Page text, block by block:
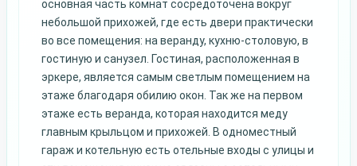
основная часть комнат сосредоточена вокруг
небольшой прихожей, где есть двери практически
во все помещения: на веранду, кухню-столовую, в
гостиную и санузел. Гостиная, расположенная в
эркере, является самым светлым помещением на
этаже благодаря обилию окон. Так же на первом
этаже есть веранда, которая находится меду
главным крыльцом и прихожей. В одноместный
гараж и котельную есть отельные входы с улицы и